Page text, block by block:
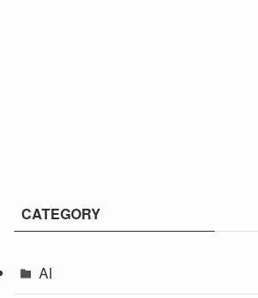
CATEGORY
AI